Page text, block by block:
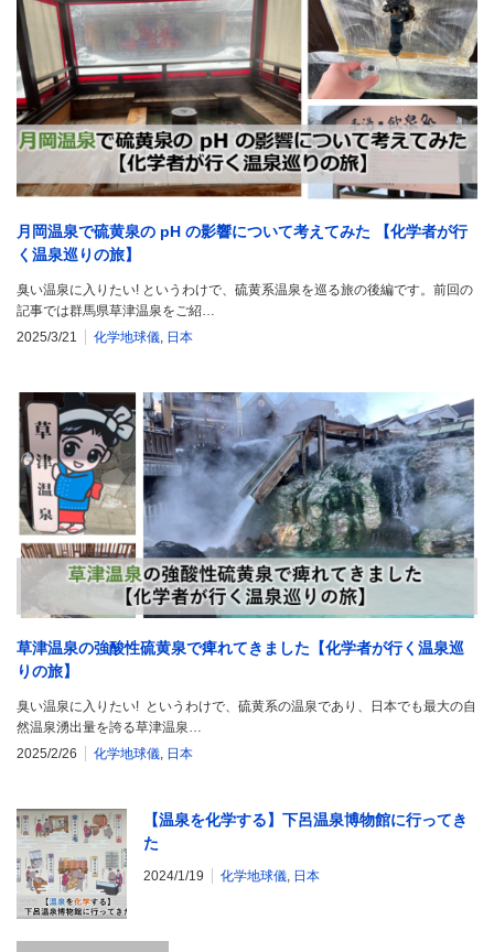
月岡温泉で硫黄泉の pH の影響について考えてみた 【化学者が行
く温泉巡りの旅】
臭い温泉に入りたい! というわけで、硫黄系温泉を巡る旅の後編です。前回の
記事では群馬県草津温泉をご紹…
2025/3/21
化学地球儀 日本
草津温泉の強酸性硫黄泉で痺れてきました【化学者が行く温泉巡
りの旅】
臭い温泉に入りたい! というわけで、硫黄系の温泉であり、日本でも最大の自
然温泉湧出量を誇る草津温泉…
2025/2/26
化学地球儀 日本
【温泉を化学する】下呂温泉博物館に行ってき
た
2024/1/19 化学地球儀 日本